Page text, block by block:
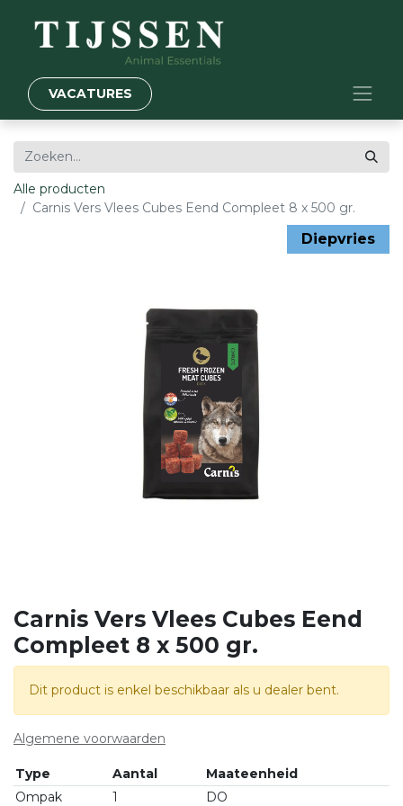
VACATURES
Alle producten
Carnis Vers Vlees Cubes Eend Compleet 8 x 500 gr.
Diepvries
Carnis Vers Vlees Cubes Eend
Compleet 8 x 500 gr.
Dit product is enkel beschikbaar als u dealer bent.
Algemene voorwaarden
Type Aantal
Maateenheid
Ompak
1 DO